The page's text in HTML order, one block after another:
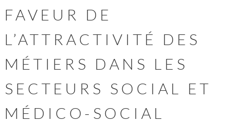
FAVEUR DE
L’ATTRACTIVITÉ DES
MÉTIERS DANS LES
SECTEURS SOCIAL ET
MÉDICO-SOCIAL